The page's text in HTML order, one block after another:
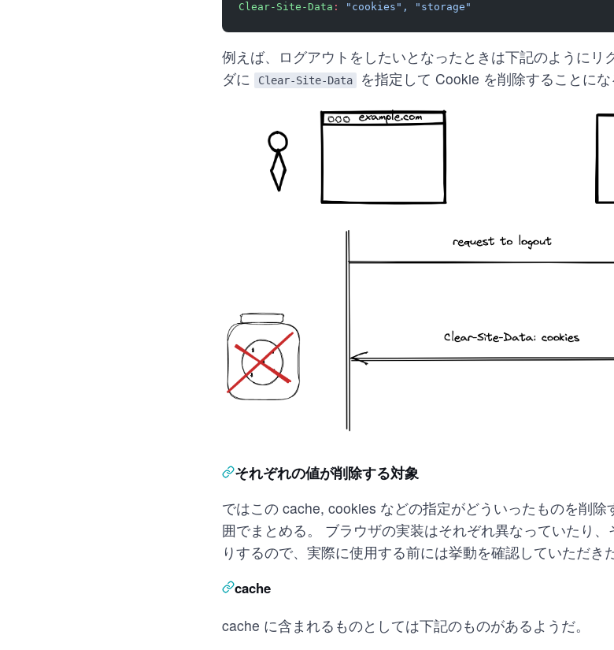
Clear-Site-Data : "cookies", "storage"
例えば、ログアウトをしたいとなったときは下記のようにリ
ダに
Clear-Site-Data を指定して Cookie を削除することにな
それぞれの値が削除する対象
ではこの cache, cookies などの指定がどういったものを削
囲でまとめる。 ブラウザの実装はそれぞれ異なっていたり
りするので、実際に使用する前には挙動を確認していただきた
cache
cache に含まれるものとしては下記のものがあるようだ。